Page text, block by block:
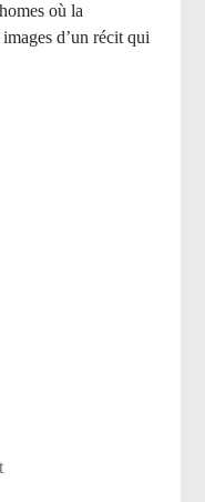
où la
d’un récit qui